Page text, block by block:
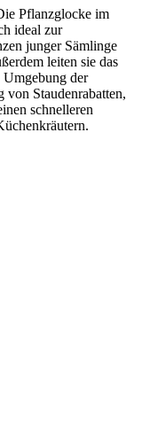
Pflanzglocke im
ideal zur
junger Sämlinge
leiten sie das
der
Staudenrabatten,
schnelleren